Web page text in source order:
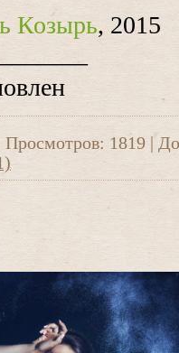
Козырь, 2015
Просмотров: 1819